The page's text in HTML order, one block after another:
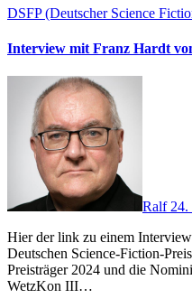
DSFP (Deutscher Science
Interview mit Franz Hardt
Ralf24.
Hier der link zu einem Interview mit Franz Hardt, der über den
Deutschen Science-Fiction-
Preisträger 2024 und die
WetzKon III…